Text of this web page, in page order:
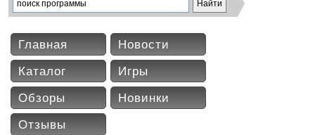
Главная
Новости
Каталог
Игры
Обзоры
Новинки
Отзывы